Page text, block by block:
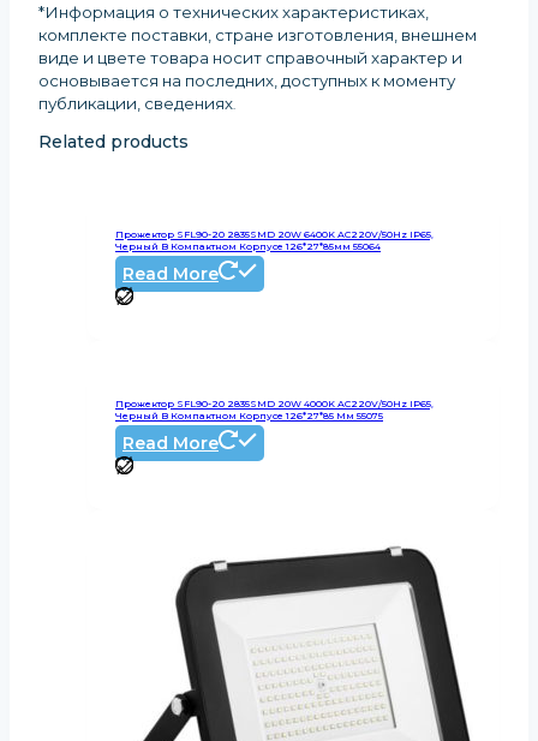
*Информация о технических характеристиках,
комплекте поставки, стране изготовления, внешнем
виде и цвете товара носит справочный характер и
основывается на последних, доступных к моменту
публикации, сведениях.
Related products
Прожектор SFL90-20 2835SMD 20W 6400K AC220V/50Hz IP65,
Черный В Компактном Корпусе 126*27*85мм 55064
Read More
Прожектор SFL90-20 2835SMD 20W 4000K AC220V/50Hz IP65,
Черный В Компактном Корпусе 126*27*85 Мм 55075
Read More